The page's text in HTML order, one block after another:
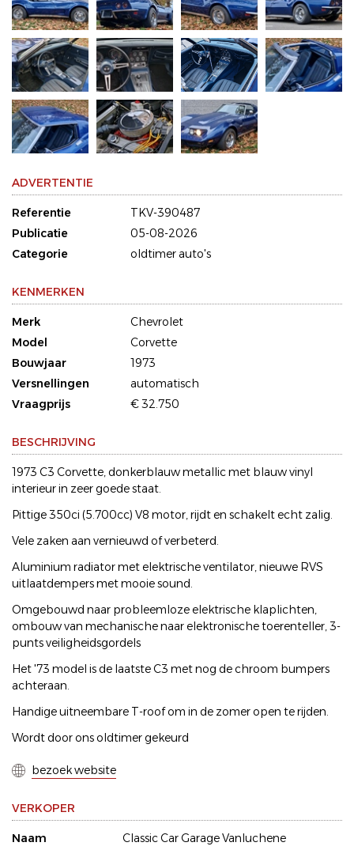
ADVERTENTIE
Referentie
TKV-390487
Publicatie
05-08-2026
Categorie
oldtimer auto's
KENMERKEN
Merk
Chevrolet
Model
Corvette
Bouwjaar
1973
Versnellingen
automatisch
Vraagprijs
€ 32.750
BESCHRIJVING
1973 C3 Corvette, donkerblauw metallic met blauw vinyl
interieur in zeer goede staat.
Pittige 350ci (5.700cc) V8 motor, rijdt en schakelt echt zalig.
Vele zaken aan vernieuwd of verbeterd.
Aluminium radiator met elektrische ventilator, nieuwe RVS
uitlaatdempers met mooie sound.
Omgebouwd naar probleemloze elektrische klaplichten,
ombouw van mechanische naar elektronische toerenteller, 3-
punts veiligheidsgordels
Het '73 model is de laatste C3 met nog de chroom bumpers
achteraan.
Handige uitneembare T-roof om in de zomer open te rijden.
Wordt door ons oldtimer gekeurd
bezoek website
VERKOPER
Naam
Classic Car Garage Vanluchene